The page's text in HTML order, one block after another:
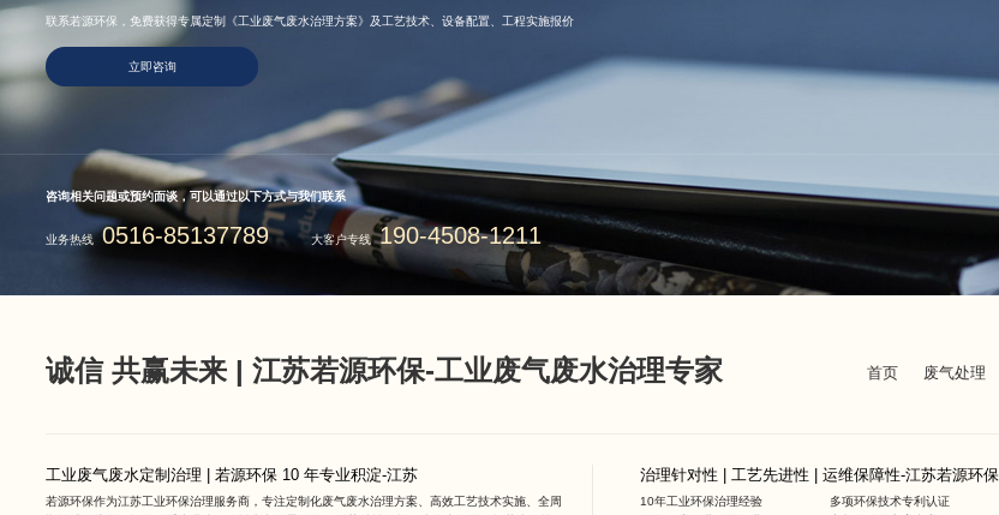
联系若源环保，免费获得专属定制《工业废气废水治理方案》及工艺技术、设备配置、工程实施报价
立即咨询
咨询相关问题或预约面谈，可以通过以下方式与我们联系
业务热线 0516-85137789 大客户专线 190-4508-1211
诚信 共赢未来 | 江苏若源环保-工业废气废水治理专家 首页 废气处理
工业废气废水定制治理 | 若源环保 10 年专业积淀-江苏
若源环保作为江苏工业环保治理服务商 ，专注定制化废气废水治理方案、高效工艺技术实施、全周
治理针对性 | 工艺先进性 | 运维保障性-江苏若源环保
10年工业环保治理经验
多项环保技术专利认证